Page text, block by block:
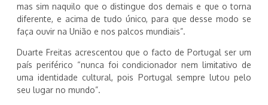
mas sim naquilo que o distingue dos demais e que o torna
diferente, e acima de tudo único, para que desse modo se
faça ouvir na União e nos palcos mundiais”.
Duarte Freitas acrescentou que o facto de Portugal ser um
país periférico “nunca foi condicionador nem limitativo de
uma identidade cultural, pois Portugal sempre lutou pelo
seu lugar no mundo”.